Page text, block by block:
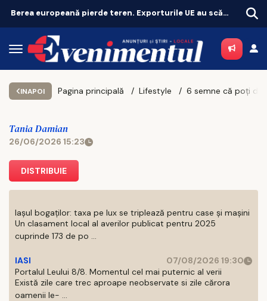
Berea europeană pierde teren. Exporturile UE au scăzut cu 11%
INAPOI Pagina principală Lifestyle
Tania Damian
26/06/2026 15:23
DISTRIBUIE
Iașul bogaților: taxa pe lux se triplează pentru case și mașini
Un clasament local al averilor publicat pentru 2025
cuprinde 173 de po ...
IASI
07/08/2026 19:30
Portalul Leului 8/8. Momentul cel mai puternic al verii
Există zile care trec aproape neobservate si zile cărora
oamenii le- ...